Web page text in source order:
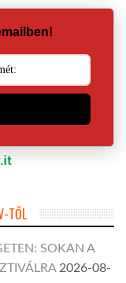
TŐL
SOKAN A
2026-08-